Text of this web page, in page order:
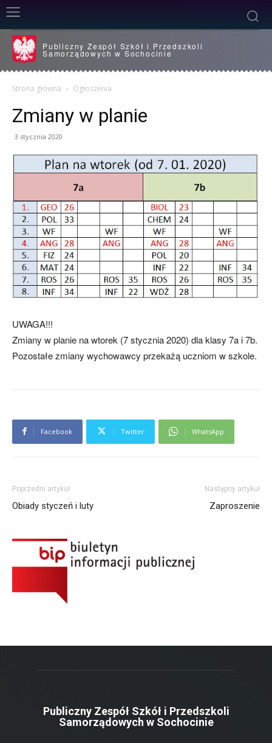
Publiczny Zespół Szkół i Przedszkoli
Samorządowych w Sochocinie
Strona główna Ogłoszenia
Zmiany w planie
3 stycznia 2020
UWAGA!!!
Zmiany w planie na wtorek (7 stycznia 2020) dla klasy 7a i 7b.
Pozostałe zmiany wychowawcy przekażą uczniom w szkole.
Facebook Twitter WhatsApp
Poprzedni artykuł
Obiady styczeń i luty
Następny artykuł
Zaproszenie
Publiczny Zespół Szkół i Przedszkoli
Samorządowych w Sochocinie